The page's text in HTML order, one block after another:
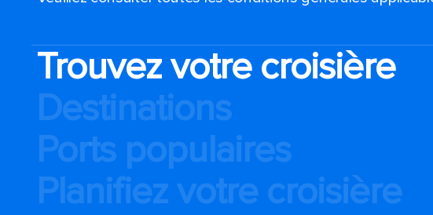
Trouvez votre croisière
Destinations
Ports populaires
Planifiez votre croisière